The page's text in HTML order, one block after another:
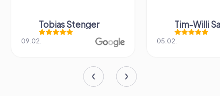
Tobias Stenger
09.02.
Tim-Willi
05.02.